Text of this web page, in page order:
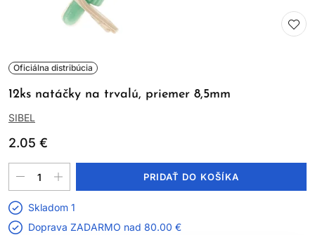
Oficiálna distribúcia
12ks natáčky na trvalú, priemer 8,5mm
SIBEL
2.05 €
PRIDAŤ DO KOŠÍKA
Skladom 1
Doprava ZADARMO nad 80.00 €